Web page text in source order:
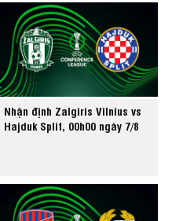
Nhận định Zalgiris Vilnius vs
Hajduk Split, 00h00 ngày 7/8